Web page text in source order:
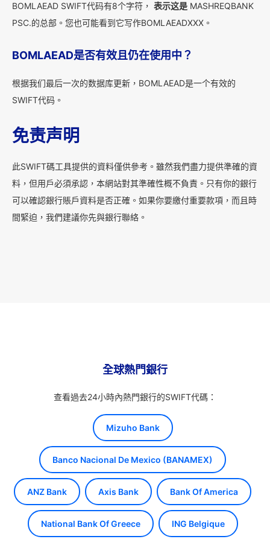
BOMLAEAD SWIFT代码有8个字符， 表示这是 MASHREQBANK
PSC.的总部。您也可能看到它写作BOMLAEADXXX。
BOMLAEAD是否有效且仍在使用中？
根据我们最后一次的数据库更新，BOMLAEAD是一个有效的
SWIFT代码。
免责声明
此SWIFT碼工具提供的資料僅供參考。雖然我們盡力提供準確的資
料，但用戶必須承認，本網站對其準確性概不負責。只有你的銀行
可以確認銀行賬戶資料是否正確。如果你要繳付重要款項，而且時
間緊迫，我們建議你先與銀行聯絡。
全球熱門銀行
查看過去24小時內熱門銀行的SWIFT代碼：
Mizuho Bank
Banco Nacional De Mexico (BANAMEX)
ANZ Bank Axis Bank Bank Of America
National Bank Of Greece ING Belgique